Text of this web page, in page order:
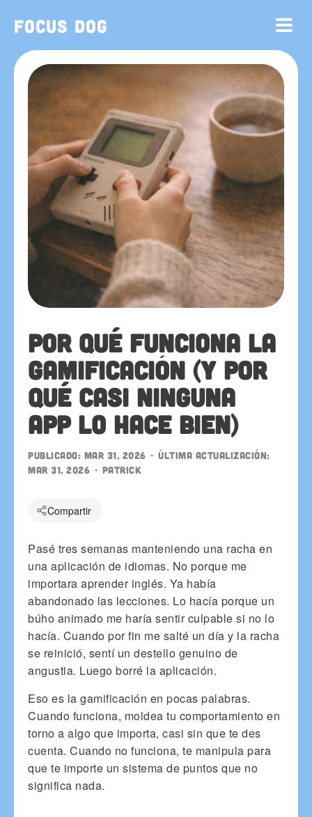
Focus Dog
Por qué funciona la
gamificación (y por
qué casi ninguna
app lo hace bien)
Publicado: Mar 31, 2026 • Última actualización:
Mar 31, 2026 • patrick
Compartir
Pasé tres semanas manteniendo una racha en
una aplicación de idiomas. No porque me
importara aprender inglés. Ya había
abandonado las lecciones. Lo hacía porque un
búho animado me haría sentir culpable si no lo
hacía. Cuando por fin me salté un día y la racha
se reinició, sentí un destello genuino de
angustia. Luego borré la aplicación.
Eso es la gamificación en pocas palabras.
Cuando funciona, moldea tu comportamiento en
torno a algo que importa, casi sin que te des
cuenta. Cuando no funciona, te manipula para
que te importe un sistema de puntos que no
significa nada.